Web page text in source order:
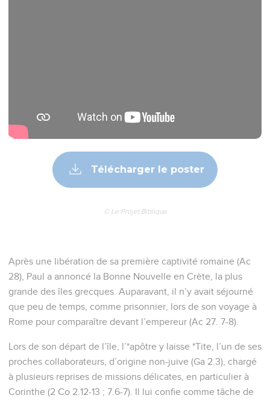
Télécharger le poster
© Le Projet Biblique
Après une libération de sa première captivité romaine (Ac
28), Paul a annoncé la Bonne Nouvelle en Crète, la plus
grande des îles grecques. Auparavant, il n’y avait séjourné
que peu de temps, comme prisonnier, lors de son voyage à
Rome pour comparaître devant l’empereur (Ac 27. 7-8).
Lors de son départ de l’île, l’*apôtre y laisse *Tite, l’un de ses
proches collaborateurs, d’origine non-juive (Ga 2.3), chargé
à plusieurs reprises de missions délicates, en particulier à
Corinthe (2 Co 2.12-13 ; 7.6-7). Il lui confie comme tâche de